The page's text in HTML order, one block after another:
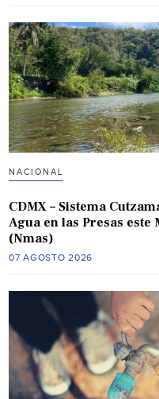
NACIONAL
CDMX – Sistema
Agua en las Presas este
(Nmas)
07 AGOSTO 2026